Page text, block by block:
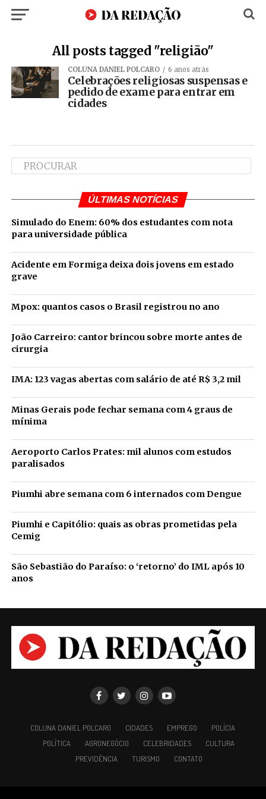
All posts tagged "religião"
COLUNA DANIEL POLCARO 6 anos atrás
Celebrações religiosas suspensas e
pedido de exame para entrar em
cidades
ÚLTIMAS NOTÍCIAS
Simulado do Enem: 60% dos estudantes com nota
para universidade pública
Acidente em Formiga deixa dois jovens em estado
grave
Mpox: quantos casos o Brasil registrou no ano
João Carreiro: cantor brincou sobre morte antes de
cirurgia
IMA: 123 vagas abertas com salário de até R$ 3,2 mil
Minas Gerais pode fechar semana com 4 graus de
mínima
Aeroporto Carlos Prates: mil alunos com estudos
paralisados
Piumhi abre semana com 6 internados com Dengue
Piumhi e Capitólio: quais as obras prometidas pela
Cemig
São Sebastião do Paraíso: o ‘retorno’ do IML após 10
anos
COLUNA DANIEL POLCARO CIDADES EMPREGO
POLÍCIA
POLÍTICA
AGRONEGÓCIO CELEBRIDADES
CULTURA
PREVIDÊNCIA
TURISMO CONTATO